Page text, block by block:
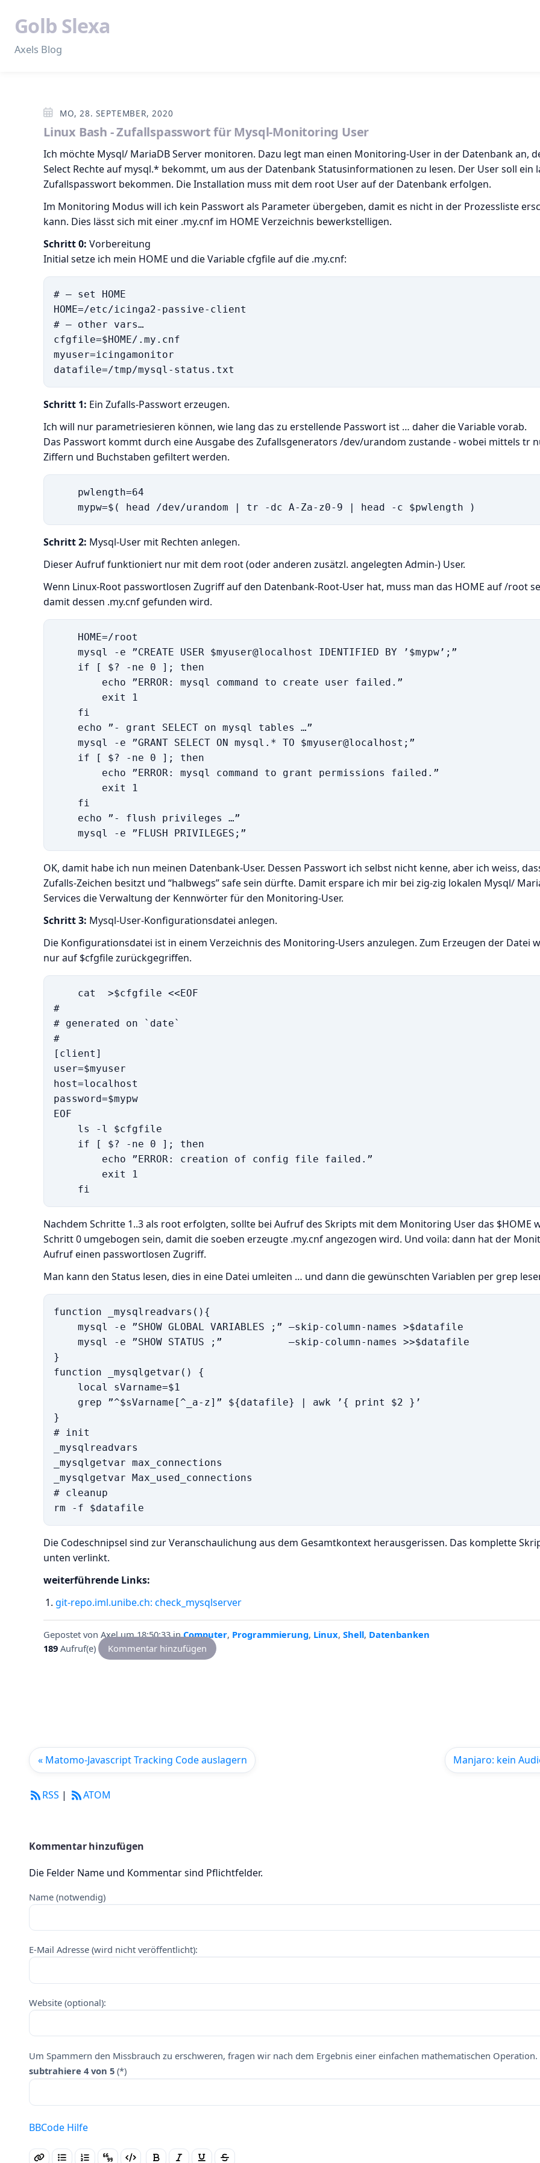
Golb Slexa
Axels Blog
MO, 28. SEPTEMBER, 2020
Linux Bash - Zufallspasswort für Mysql-Monitoring User
Ich möchte Mysql/ MariaDB Server monitoren. Dazu legt man einen Monitoring-User in der Datenbank an,
Select Rechte auf mysql.* bekommt, um aus der Datenbank Statusinformationen zu lesen. Der User soll ein
Zufallspasswort bekommen. Die Installation muss mit dem root User auf der Datenbank erfolgen.
Im Monitoring Modus will ich kein Passwort als Parameter übergeben, damit es nicht in der Prozessliste
kann. Dies lässt sich mit einer .my.cnf im HOME Verzeichnis bewerkstelligen.
Schritt 0: Vorbereitung
Initial setze ich mein HOME und die Variable cfgfile auf die .my.cnf:
# — set HOME
HOME=/etc/icinga2-passive-client
# — other vars…
cfgfile=$HOME/.my.cnf
myuser=icingamonitor
Schritt 1: Ein Zufalls-Passwort erzeugen.
Ich will nur parametriesieren können, wie lang das zu erstellende Passwort ist … daher die Variable vorab.
Das Passwort kommt durch eine Ausgabe des Zufallsgenerators /dev/urandom zustande - wobei mittels tr
Ziffern und Buchstaben gefiltert werden.
pwlength=64
Schritt 2: Mysql-User mit Rechten anlegen.
Dieser Aufruf funktioniert nur mit dem root (oder anderen zusätzl. angelegten Admin-) User.
Wenn Linux-Root passwortlosen Zugriff auf den Datenbank-Root-User hat, muss man das HOME auf /root
damit dessen .my.cnf gefunden wird.
HOME=/root
mysql -e ”CREATE USER $myuser@localhost IDENTIFIED BY ’$mypw’;”
if [ $? -ne 0 ]; then
echo ”ERROR: mysql command to create user failed.”
exit 1
fi
echo ”- grant SELECT on mysql tables …”
mysql -e ”GRANT SELECT ON mysql.* TO $myuser@localhost;”
if [ $? -ne 0 ]; then
echo ”ERROR: mysql command to grant permissions failed.”
exit 1
fi
echo ”- flush privileges …”
OK, damit habe ich nun meinen Datenbank-User. Dessen Passwort ich selbst nicht kenne, aber ich weiss,
Zufalls-Zeichen besitzt und “halbwegs” safe sein dürfte. Damit erspare ich mir bei zig-zig lokalen Mysql/
Services die Verwaltung der Kennwörter für den Monitoring-User.
Schritt 3: Mysql-User-Konfigurationsdatei anlegen.
Die Konfigurationsdatei ist in einem Verzeichnis des Monitoring-Users anzulegen. Zum Erzeugen der Datei
nur auf $cfgfile zurückgegriffen.
cat  >$cfgfile <<EOF
#
# generated on `date`
#
[client]
user=$myuser
host=localhost
password=$mypw
EOF
ls -l $cfgfile
if [ $? -ne 0 ]; then
echo ”ERROR: creation of config file failed.”
exit 1
Nachdem Schritte 1..3 als root erfolgten, sollte bei Aufruf des Skripts mit dem Monitoring User das $HOME
Schritt 0 umgebogen sein, damit die soeben erzeugte .my.cnf angezogen wird. Und voila: dann hat der
Aufruf einen passwortlosen Zugriff.
Man kann den Status lesen, dies in eine Datei umleiten … und dann die gewünschten Variablen per grep
function _mysqlreadvars(){
mysql -e ”SHOW GLOBAL VARIABLES ;” –skip-column-names >$datafile
mysql -e ”SHOW STATUS ;”           –skip-column-names >>$datafile
}
function _mysqlgetvar() {
local sVarname=$1
grep ”^$sVarname[^_a-z]” ${datafile} | awk ’{ print $2 }’
}
# init
_mysqlreadvars
_mysqlgetvar max_connections
_mysqlgetvar Max_used_connections
# cleanup
Die Codeschnipsel sind zur Veranschaulichung aus dem Gesamtkontext herausgerissen. Das komplette
unten verlinkt.
weiterführende Links:
git-repo.iml.unibe.ch: check_mysqlserver
Gepostet von Axelum 18:50:33inComputer, Programmierung, Linux, Shell, Datenbanken
189 Aufruf(e) Kommentar hinzufügen
Manjaro: kein
« Matomo-Javascript Tracking Code auslagern
RSS | ATOM
Kommentar hinzufügen
Die Felder Name und Kommentar sind Pflichtfelder.
Name (notwendig)
E-Mail Adresse (wird nicht veröffentlicht):
Website (optional):
Um Spammern den Missbrauch zu erschweren, fragen wir nach dem Ergebnis einer einfachen mathematischen
subtrahiere 4 von 5 (*)
BBCode Hilfe